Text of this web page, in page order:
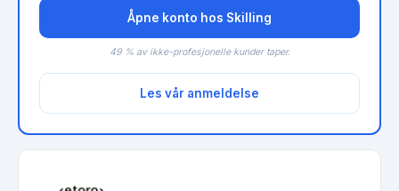
Åpne konto hos Skilling
49 % av ikke-profesjonelle kunder taper.
Les vår anmeldelse